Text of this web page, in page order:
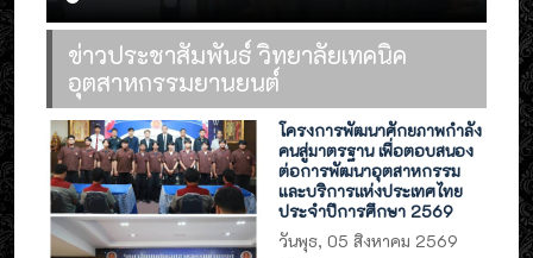
ข่าวประชาสัมพันธ์ วิทยาลัยเทคนิค
อุตสาหกรรมยานยนต์
โครงการพัฒนาศักยภาพกำลัง
คนสู่มาตรฐาน เพื่อตอบสนอง
ต่อการพัฒนาอุตสาหกรรม
และบริการแห่งประเทศไทย
ประจำปีการศึกษา 2569
วันพุธ, 05 สิงหาคม 2569